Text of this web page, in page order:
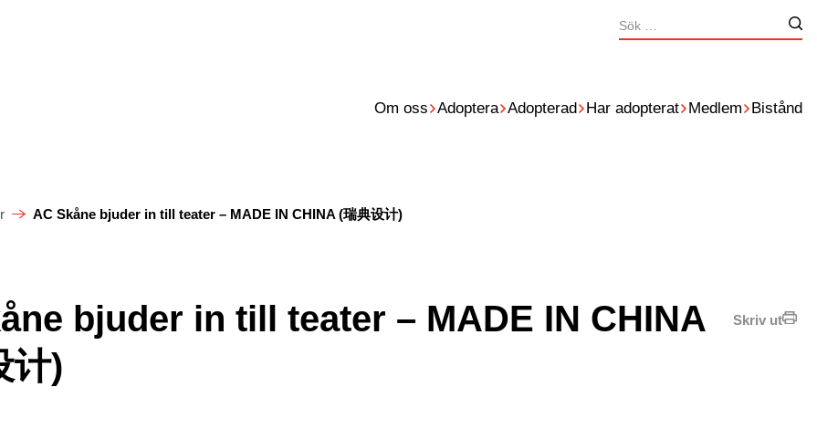
Sök
efter:
Om oss Adoptera Adopterad Har adopterat Medlem Bistånd
AC Skåne bjuder in till teater – MADE IN CHINA (瑞典设计)
Skriv ut
bjuder in till teater – MADE IN CHINA
计)